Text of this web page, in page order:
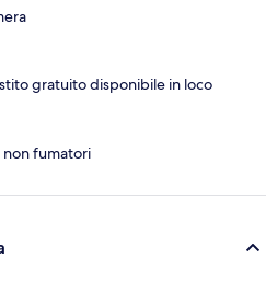
gratuito disponibile in loco
non fumatori